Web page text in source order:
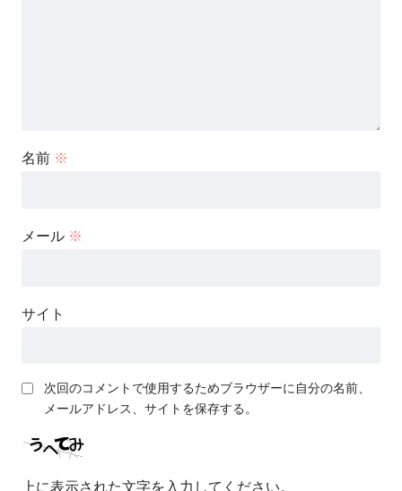
名前 ※
メール ※
サイト
次回のコメントで使用するためブラウザーに自分の名前、
メールアドレス、サイトを保存する。
上に表示された文字を入力してください。